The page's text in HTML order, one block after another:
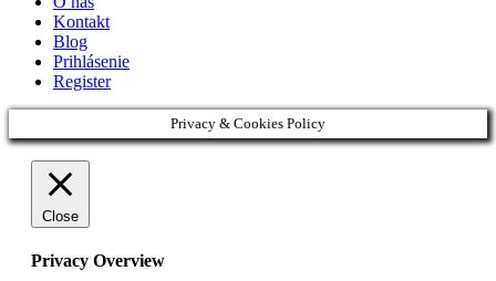
Kontakt
Blog
Prihlásenie
Register
Privacy & Cookies Policy
Close
Privacy Overview